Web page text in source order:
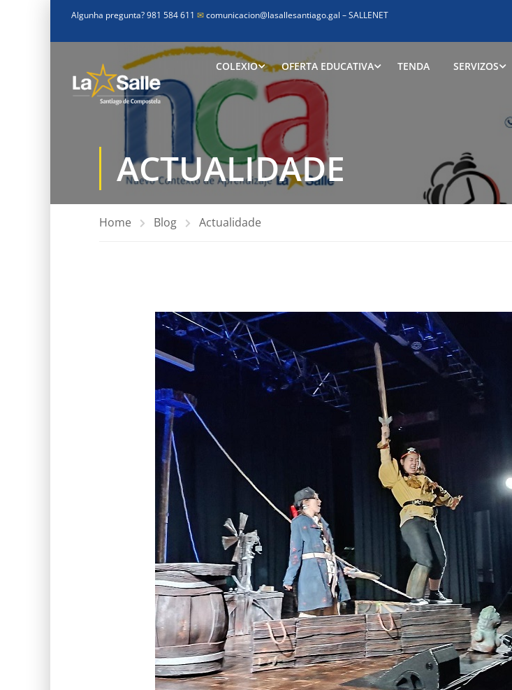
Algunha pregunta? 981 584 611 ✉comunicacion@lasallesantiago.gal –SALLENET
COLEXIO OFERTA EDUCATIVA TENDA SERVIZOS
ACTUALIDADE
Home Blog Actualidade